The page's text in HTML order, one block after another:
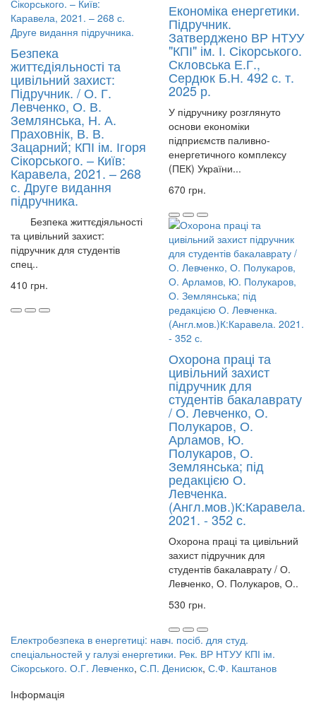
Безпека
життєдіяльності та
цивільний захист:
Підручник. / О. Г.
Левченко, О. В.
Землянська, Н. А.
Праховнік, В. В.
Зацарний; КПІ ім. Ігоря
Сікорського. – Київ:
Каравела, 2021. – 268
с. Друге видання
підручника.
Безпека життєдіяльності
та цивільний захист:
підручник для студентів
спец..
410 грн.
Економіка енергетики.
Підручник.
Затверджено ВР НТУУ
"КПІ" ім. І. Сікорського.
Скловська Е.Г.,
Сердюк Б.Н. 492 с. т.
2025 р.
У підручнику розглянуто
основи економіки
підприємств паливно-
енергетичного комплексу
(ПЕК) України...
670 грн.
Охорона праці та
цивільний захист
підручник для
студентів бакалаврату
/ О. Левченко, О.
Полукаров, О.
Арламов, Ю.
Полукаров, О.
Землянська; під
редакцією О.
Левченка.
(Англ.мов.)К:Каравела.
2021. - 352 с.
Охорона праці та цивільний
захист підручник для
студентів бакалаврату / О.
Левченко, О. Полукаров, О..
530 грн.
Електробезпека в енергетиці: навч. посіб. для студ.
спеціальностей у галузі енергетики. Рек. ВР НТУУ КПІ ім.
Сікорського. О.Г. Левченко, С.П. Денисюк, С.Ф. Каштанов
Інформація